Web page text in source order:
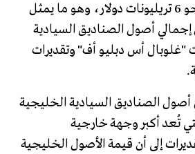
الخليجية مجتمعة نحو 6 تريليونات دولار، وهو ما يمثل
المئة من إجمالي أصول الصناديق السيادية
"غلوبال أس دبليو أف" وتقديرات
الصناديق السيادية الخليجية
تُعد أكبر وجهة خارجية
إلى أن قيمة الأصول الخليجية